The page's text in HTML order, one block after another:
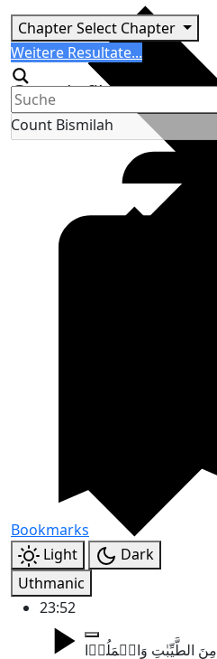
ChapterSelect Chapter
Search
Weitere Resultate...
Generic filters
Count Bismilah
Bookmarks
Light
Dark
Uthmanic
23:52
الطَّیِّبٰتِ وَاعۡمَلُوۡا